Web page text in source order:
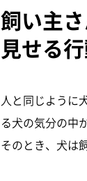
飼い主
見せる
人と同じように
る犬の気分の中
そのとき、犬は